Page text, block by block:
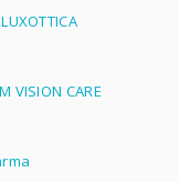
VISION CARE